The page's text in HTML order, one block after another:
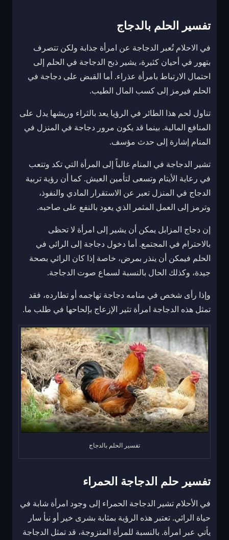
تفسير الحلم بالدجاج
في الاحلام تُعبر الدجاجة عن امرأة جذابة ولكن تتصرف
بتهور في أحيان كثيرة، يشير ذبح الدجاجة في الحلم إلى
احتمال الارتباط بامرأة عذراء. أما القبض على دجاجة في
الحلم فيرمز إلى كسب المال الطيب.
تناول لحم هذا الطائر في الرؤيا يعد بالثراء وريشها يدل على
المنافع المالية. بينما قد يكون مرور دجاجة في المنزل في
المنام إشارة إلى حدث مؤسف.
تشير الدجاجة في المنام غالباً إلى المرأة التي تكد وتتعب
في رعاية الأيتام وتسعى لتأمين العيش. كما أن رؤية تربية
الدجاج في المنزل تعبر عن الاستقرار المادي والنفوذ،
وترمز إلى العمل المثمر الذي يعود بالنفع على صاحبه.
إن دجاج المزابل يمكن أن يشير إلى امرأة لا تحظى
بالاحترام في المجتمع. أما دخول دجاجة إلى الرائي في
الحلم فيمكن أن ينذر بمرض، خاصة إذا كان الرائي بصحة
جيدة، وكذلك الحال بالنسبة لسماع صوت الدجاجة.
وإذا رأى شخص في منامه دجاجة تهاجمه أو تطارده، فقد
تمثل هذه الدجاجة امرأة تثير الإزعاج بإلحاحها في طلب ما.
تفسير الحلم بالدجاج
تفسير حلم الدجاجة الحمراء
في الأحلام تشير الدجاجة الحمراء إلى وجود امرأة شابة في
حياة الرائي. تعتبر هذه الرؤية بمثابة بشرى خير أو نبأ سار
يأتي عبر امرأة. بالنسبة للمرأة المتزوجة، قد تمثل الدجاجة